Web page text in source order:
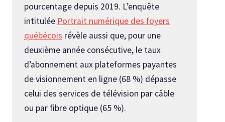
pourcentage depuis 2019. L’enquête
intitulée Portrait numérique des foyers
québécois révèle aussi que, pour une
deuxième année consécutive, le taux
d’abonnement aux plateformes payantes
de visionnement en ligne (68 %) dépasse
celui des services de télévision par câble
ou par fibre optique (65 %).